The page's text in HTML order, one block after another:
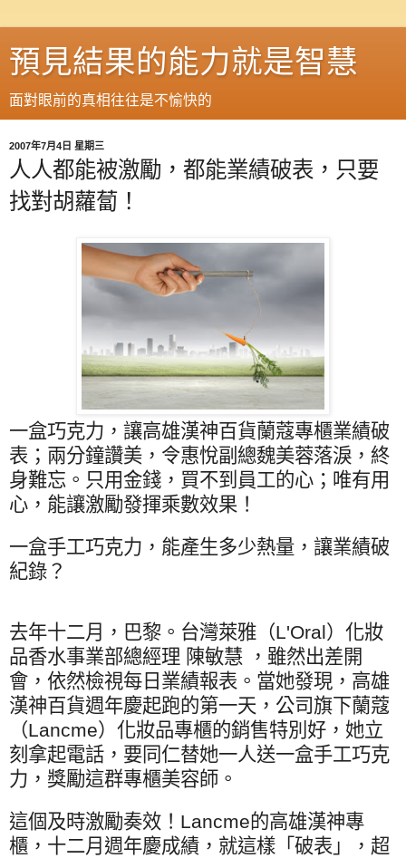
預見結果的能力就是智慧
面對眼前的真相往往是不愉快的
2007年7月4日 星期三
人人都能被激勵，都能業績破表，只要
找對胡蘿蔔！
一盒巧克力，讓高雄漢神百貨蘭蔻專櫃業績破
表；兩分鐘讚美，令惠悅副總魏美蓉落淚，終
身難忘。只用金錢，買不到員工的心；唯有用
心，能讓激勵發揮乘數效果！
一盒手工巧克力，能產生多少熱量，讓業績破
紀錄？
去年十二月，巴黎。台灣萊雅（L'Oral）化妝
品香水事業部總經理 陳敏慧 ，雖然出差開
會，依然檢視每日業績報表。當她發現，高雄
漢神百貨週年慶起跑的第一天，公司旗下蘭蔻
（Lancme）化妝品專櫃的銷售特別好，她立
刻拿起電話，要同仁替她一人送一盒手工巧克
力，獎勵這群專櫃美容師。
這個及時激勵奏效！ Lancme的高雄漢神專
櫃，十二月週年慶成績，就這樣「破表」，超